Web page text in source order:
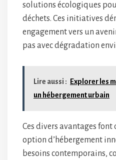
solutions écologiques
déchets. Ces initiatives
engagement vers un
pas avec dégradation
Lire aussi :
Explorer les
un hébergement urbain
Ces divers avantages font
option d’hébergement
besoins contemporains,